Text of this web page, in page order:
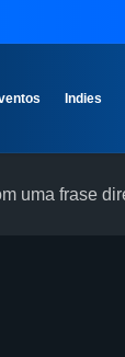
Indies
uma frase